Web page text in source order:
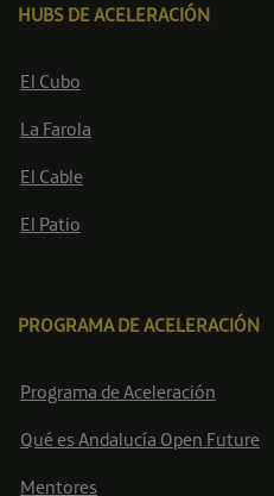
HUBS DE ACELERACIÓN
El Cubo
La Farola
El Cable
El Patio
PROGRAMA DE ACELERACIÓN
Programa de Aceleración
Qué es Andalucía Open Future
Mentores